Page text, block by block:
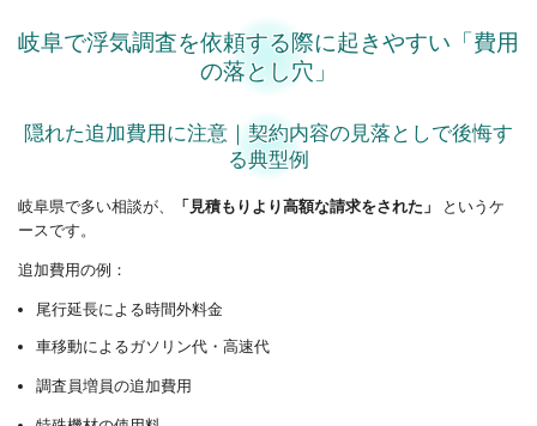
岐阜で浮気調査を依頼する際に起きやすい「費用
の落とし穴」
隠れた追加費用に注意｜契約内容の見落としで後悔す
る典型例
岐阜県で多い相談が、 「見積もりより高額な請求をされた」
というケ
ースです。
追加費用の例：
尾行延長による時間外料金
車移動によるガソリン代・高速代
調査員増員の追加費用